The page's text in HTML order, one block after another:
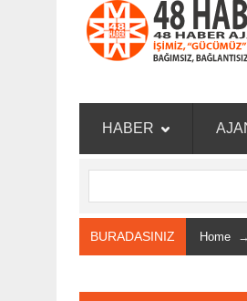
HABER
BURADASINIZ Home